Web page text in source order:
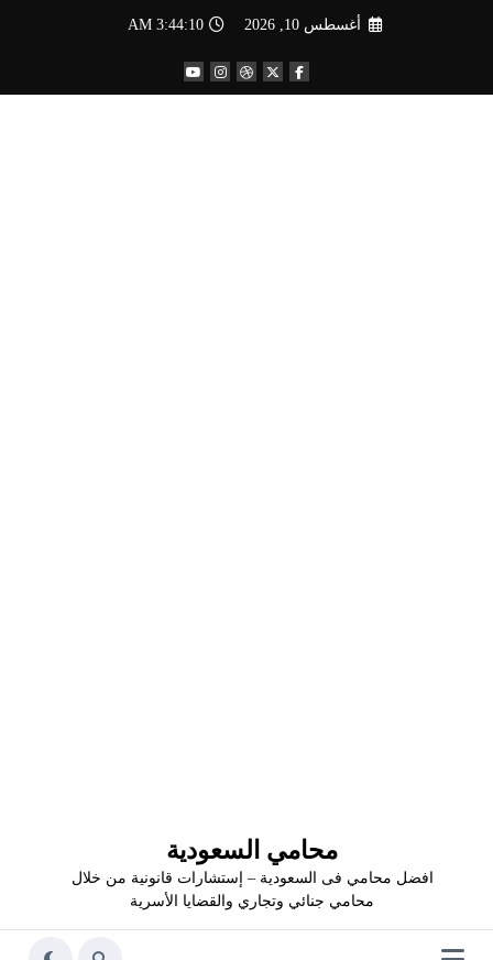
أغسطس 10, 2026 3:44:11 AM
محامي السعودية
افضل محامي فى السعودية – إستشارات قانونية من خلال
محامي جنائي وتجاري والقضايا الأسرية